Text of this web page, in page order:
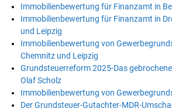
Immobilienbewertung für Finanzamt in
Immobilienbewertung für Finanzamt in
und Leipzig
Immobilienbewertung von
Chemnitz und Leipzig
Grundsteuerreform 2025-Das
Olaf Scholz
Immobilienbewertung von
Der Grundsteuer-Gutachter-MDR-